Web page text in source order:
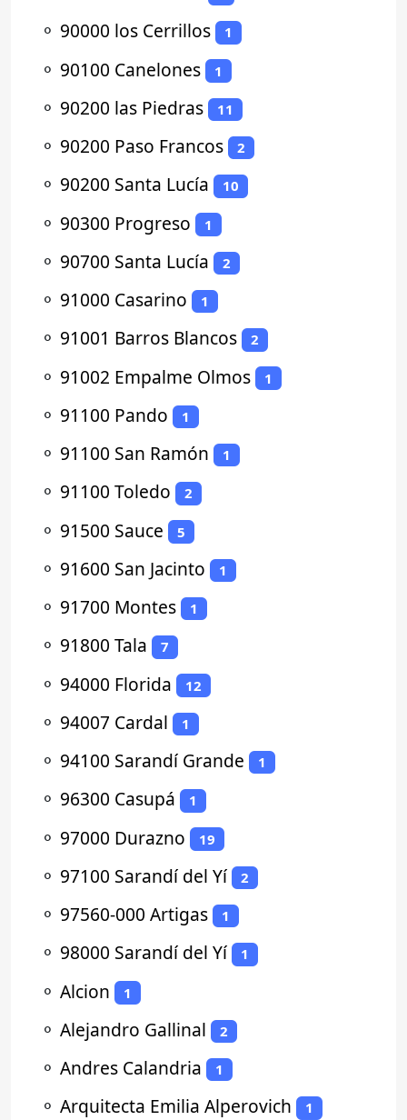
⚬ 90000 los Cerrillos 1
⚬ 90100 Canelones 1
⚬ 90200 las Piedras 11
⚬ 90200 Paso Francos 2
⚬ 90200 Santa Lucía 10
⚬ 90300 Progreso 1
⚬ 90700 Santa Lucía 2
⚬ 91000 Casarino 1
⚬ 91001 Barros Blancos 2
⚬ 91002 Empalme Olmos 1
⚬ 91100 Pando 1
⚬ 91100 San Ramón 1
⚬ 91100 Toledo 2
⚬ 91500 Sauce 5
⚬ 91600 San Jacinto 1
⚬ 91700 Montes 1
⚬ 91800 Tala 7
⚬ 94000 Florida 12
⚬ 94007 Cardal 1
⚬ 94100 Sarandí Grande 1
⚬ 96300 Casupá 1
⚬ 97000 Durazno 19
⚬ 97100 Sarandí del Yí 2
⚬ 97560-000 Artigas 1
⚬ 98000 Sarandí del Yí 1
⚬ Alcion 1
⚬ Alejandro Gallinal 2
⚬ Andres Calandria 1
⚬ Arquitecta Emilia Alperovich 1